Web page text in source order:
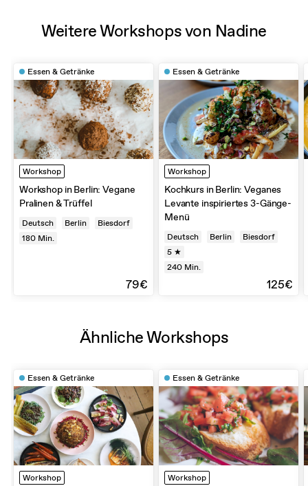
Weitere Workshops von Nadine
Essen & Getränke
Workshop
Workshop in Berlin: Vegane
Pralinen & Trüffel
Deutsch Berlin
Biesdorf
180 Min.
79€
Essen & Getränke
Workshop
Kochkurs in Berlin: Veganes
Levante inspiriertes 3-Gänge-
Menü
Deutsch Berlin
Biesdorf
5 ★
240 Min.
125€
Ähnliche Workshops
Essen & Getränke
Workshop
Essen & Getränke
Workshop